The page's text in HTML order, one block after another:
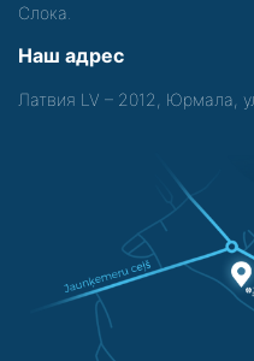
Слока.
Наш адрес
Латвия LV – 2012, Юрмала,